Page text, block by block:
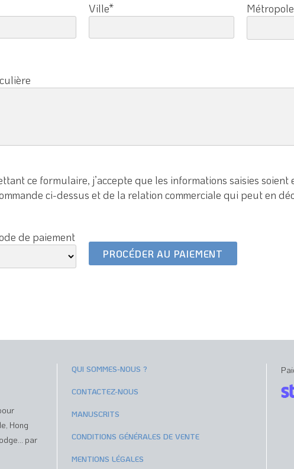
Ville*
ce formulaire, j’accepte que les informations saisies soient
ci-dessus et de la relation commerciale qui peut en
de paiement
Hong
par
QUI SOMMES-NOUS ?
CONTACTEZ-NOUS
MANUSCRITS
CONDITIONS GÉNÉRALES DE VENTE
MENTIONS LÉGALES